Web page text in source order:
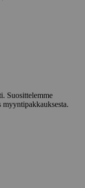
Suosittelemme
myyntipakkauksesta.